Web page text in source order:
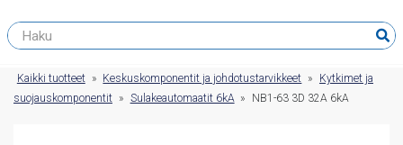
Kaikki tuotteet » Keskuskomponentit ja johdotustarvikkeet »
Kytkimet ja
suojauskomponentit » Sulakeautomaatit 6kA » NB1-63 3D 32A 6kA